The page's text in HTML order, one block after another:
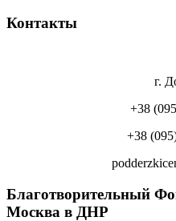
Контакты
г.
+38
+38
Благотворительный
Москва в ДНР